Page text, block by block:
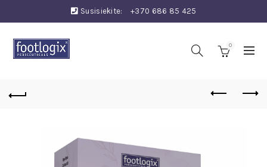
Susisiekite: +370 686 85 425
0